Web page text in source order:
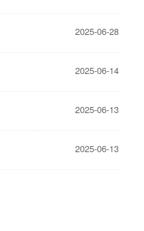
2025-06-28
2025-06-14
2025-06-13
2025-06-13